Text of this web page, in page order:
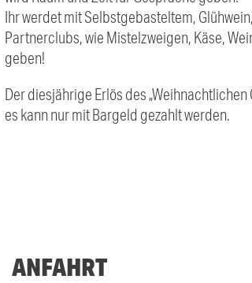
Ihr werdet mit Selbstgebasteltem,
Partnerclubs, wie Mistelzweigen, Käse,
geben!
Der diesjährige Erlös des
es kann nur mit Bargeld gezahlt werden.
ANFAHRT